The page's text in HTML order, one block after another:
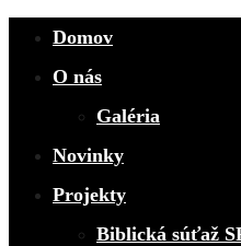
Domov
O nás
Galéria
Novinky
Projekty
Biblická súťaž